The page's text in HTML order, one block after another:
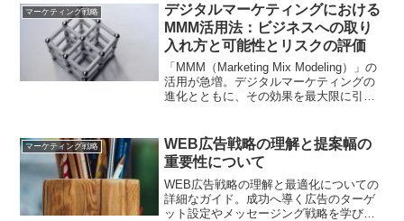
マーケティング戦略
デジタルマーケティングにおける
MMM活用法：ビジネスへの取り
入れ方と可能性とリスクの評価
「MMM（Marketing Mix Modeling）」の
活用が急増。デジタルマーケティングの
進化とともに、その効果を最大限に引き
マーケティング戦略
WEB広告戦略の理解と提案幅の
重要性について
WEB広告戦略の理解と最適化についての
詳細なガイド。成功へ導く広告のターゲ
ット設定やメッセージング戦略を学びま